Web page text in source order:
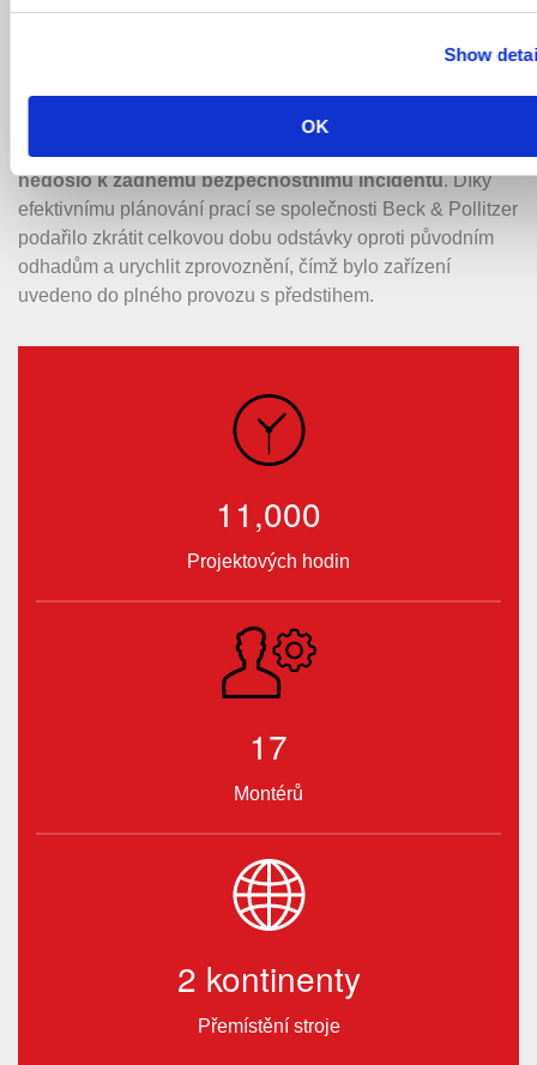
Show
OK
důrazem na přesné vyrovnání a rychlou integraci
Projekt byl dokončen za tři měsíce, přičemž bylo
odpracováno přibližně 10 990 projektových hodin a
nedošlo k žádnému bezpečnostnímu incidentu. Díky
efektivnímu plánování prací se společnosti Beck & Pollitzer
podařilo zkrátit celkovou dobu odstávky oproti původním
odhadům a urychlit zprovoznění, čímž bylo zařízení
uvedeno do plného provozu s předstihem.
11,000
Projektových hodin
17
Montérů
2 kontinenty
Přemístění stroje